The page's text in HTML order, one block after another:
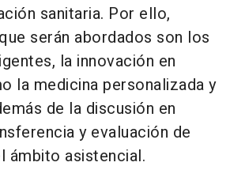
sanitaria. Por ello,
serán abordados son los
la innovación en
la medicina personalizada y
de la discusión en
y evaluación de
ámbito asistencial.